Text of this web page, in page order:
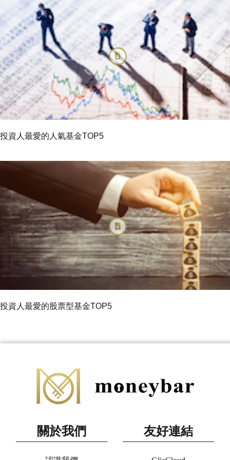
投資人最愛的人氣基金TOP5
投資人最愛的股票型基金TOP5
關於我們 友好連結